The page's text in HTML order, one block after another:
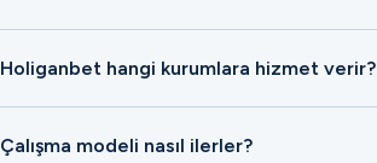
Holiganbet hangi kurumlara hizmet verir?
Çalışma modeli nasıl ilerler?